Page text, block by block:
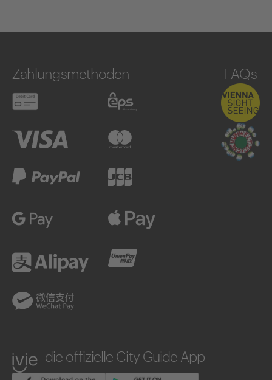
ivie - die offizielle City Guide App
Zahlungsmethoden
Apple Pay
Alipay
FAQs